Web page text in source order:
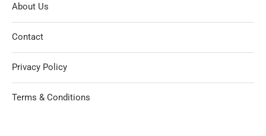
About Us
Contact
Privacy Policy
Terms & Conditions